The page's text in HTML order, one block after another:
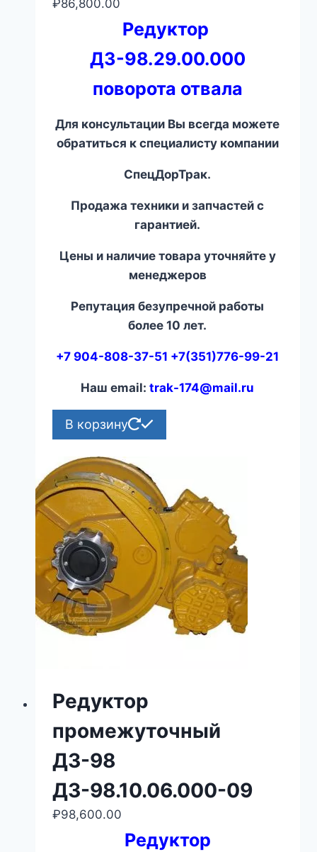
₽86,800.00
Редуктор
ДЗ-98.29.00.000
поворота отвала
Для консультации Вы всегда можете
обратиться к специалисту компании
СпецДорТрак.
Продажа техники и запчастей с
гарантией.
Цены и наличие товара уточняйте у
менеджеров
Репутация безупречной работы
более 10 лет.
+7 904-808-37-51 +7(351)776-99-21
Наш email:trak-174@mail.ru
В корзину
Редуктор
промежуточный
ДЗ-98
ДЗ-98.10.06.000-09
₽98,600.00
Редуктор